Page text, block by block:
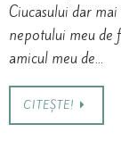
Ciucasului dar
nepotului meu de
amicul meu de…
CITEȘTE!